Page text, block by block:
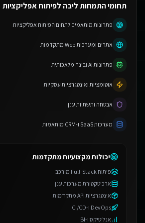
תחומי התמחות ליבה לפיתוח אפליקציות
פתרונות מותאמים לתחום הפיתוח אפליקציות
אתרים ומערכות Web מתקדמות
פתרונות AI ובינה מלאכותית
אוטומציות ואינטגרציות עסקיות
אבטחה ותשתיות ענן
מערכות SaaS ו-CRM מותאמות
יכולות מקצועיות מתקדמות
פיתוח Full-Stack מורכב
ארכיטקטורת מערכות ענן
אינטגרציות API מתקדמות
DevOps ו-CI/CD
אנליטיקס ו-BI